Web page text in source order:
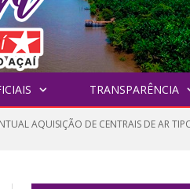
TRANSPARÊNCIA
AQUISIÇÃO DE CENTRAIS DE AR